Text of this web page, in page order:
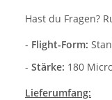
Hast du Fragen?
- Flight-Form:
- Stärke: 180
Lieferumfang: